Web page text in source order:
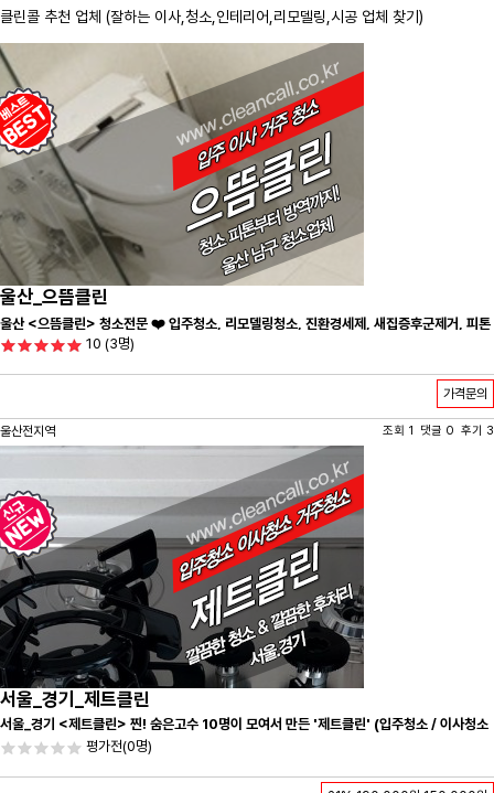
클린콜 추천 업체 (잘하는 이사, 청소 ,인테리어,리모델링,시공 업체 찾기)
울산_으뜸클린
울산 <으뜸클린> 청소전문 ❤️ 입주청소, 리모델링청소, 진환경세제, 새집증후군제거, 피톤
치드시공 전문 청소 업체 ❤️
10 (3명)
가격문의
울산전지역 조회 1 댓글 0 후기 3
서울_경기_제트클린
서울_경기 <제트클린> 찐! 숨은고수 10명이 모여서 만든 '제트클린' (입주청소 / 이사청소
/ 줄눈시공) 항상 꼼꼼하게 친절하게 응대하겠습니다^-^
평가전(0명)